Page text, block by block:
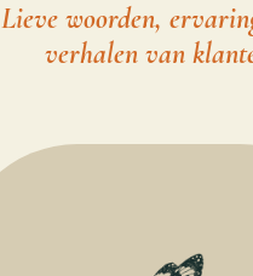
Lieve woorden,
verhalen van